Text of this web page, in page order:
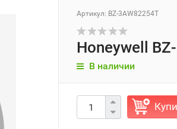
Артикул: BZ-3AW82254T
Honeywell
В наличии